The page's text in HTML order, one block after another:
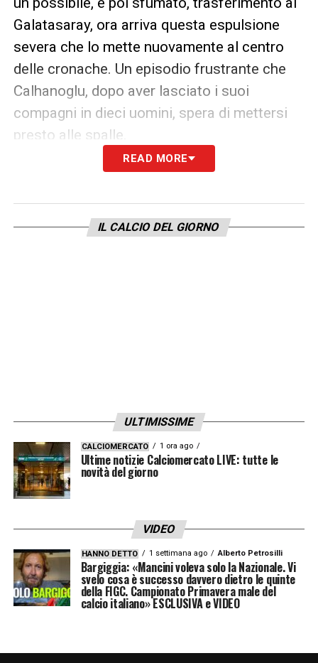
Galatasaray, ora arriva questa espulsione
severa che lo mette nuovamente al centro
delle cronache. Un episodio frustrante che
Calhanoglu, dopo aver lasciato i suoi
compagni in dieci uomini, spera di mettersi
presto alle spalle.
READ MORE
IL CALCIO DEL GIORNO
ULTIMISSIME
CALCIOMERCATO 1 ora ago
Ultime notizie Calciomercato LIVE: tutte le
novità del giorno
VIDEO
HANNO DETTO 1 settimana ago Alberto Petrosilli
Bargiggia: «Mancini voleva solo la Nazionale. Vi
svelo cosa è successo davvero dietro le quinte
della FIGC. Campionato Primavera male del
calcio italiano» ESCLUSIVA e VIDEO